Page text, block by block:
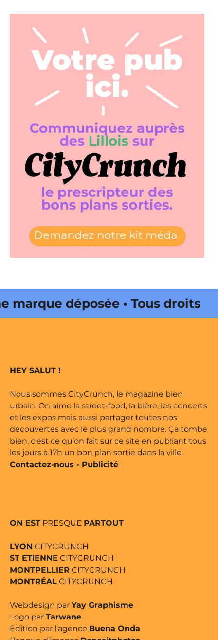
déposée • Tous droits
par Buena Onda Web •
HEY SALUT !
Nous sommes CityCrunch, le magazine bien
urbain. On aime la street-food, la bière, les concerts
et les expos mais aussi partager toutes nos
découvertes avec le plus grand nombre. Ça tombe
bien, c’est ce qu’on fait sur ce site en publiant tous
les jours à 17h un bon plan sortie dans la ville.
Contactez-nous - Publicité
ON EST PRESQUE PARTOUT
LYON CITYCRUNCH
ST ETIENNE CITYCRUNCH
MONTPELLIER CITYCRUNCH
MONTRÉAL CITYCRUNCH
Webdesign par Yay Graphisme
Logo par Tarwane
Edition par l'agence Buena Onda